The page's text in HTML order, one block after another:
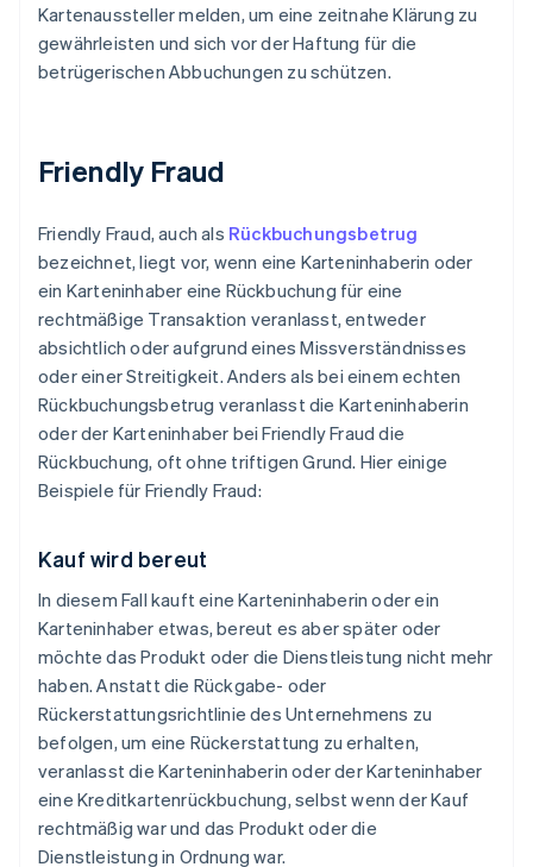
Kartenaussteller melden, um eine zeitnahe Klärung zu
gewährleisten und sich vor der Haftung für die
betrügerischen Abbuchungen zu schützen.
Friendly Fraud
Friendly Fraud, auch als Rückbuchungsbetrug
bezeichnet, liegt vor, wenn eine Karteninhaberin oder
ein Karteninhaber eine Rückbuchung für eine
rechtmäßige Transaktion veranlasst, entweder
absichtlich oder aufgrund eines Missverständnisses
oder einer Streitigkeit. Anders als bei einem echten
Rückbuchungsbetrug veranlasst die Karteninhaberin
oder der Karteninhaber bei Friendly Fraud die
Rückbuchung, oft ohne triftigen Grund. Hier einige
Beispiele für Friendly Fraud:
Kauf wird bereut
In diesem Fall kauft eine Karteninhaberin oder ein
Karteninhaber etwas, bereut es aber später oder
möchte das Produkt oder die Dienstleistung nicht mehr
haben. Anstatt die Rückgabe- oder
Rückerstattungsrichtlinie des Unternehmens zu
befolgen, um eine Rückerstattung zu erhalten,
veranlasst die Karteninhaberin oder der Karteninhaber
eine Kreditkartenrückbuchung, selbst wenn der Kauf
rechtmäßig war und das Produkt oder die
Dienstleistung in Ordnung war.